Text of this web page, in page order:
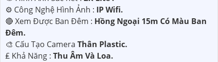
⚙ Công Nghệ Hình Ảnh : IP Wifi.
🔴 Xem Được Ban Đêm : Hồng Ngoại 15m Có Màu Ban
Ðêm.
🎨 Cấu Tạo Camera Thân Plastic.
️₤ Khả Năng : Thu Âm Và Loa.